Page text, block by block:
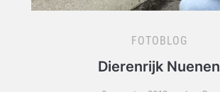
FOTOBLOG
Dierenrijk Nuenen